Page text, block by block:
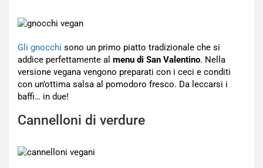
Gli gnocchi sono un primo piatto tradizionale che si
addice perfettamente al menu di San Valentino. Nella
versione vegana vengono preparati con i ceci e conditi
con un’ottima salsa al pomodoro fresco. Da leccarsi i
baffi… in due!
Cannelloni di verdure